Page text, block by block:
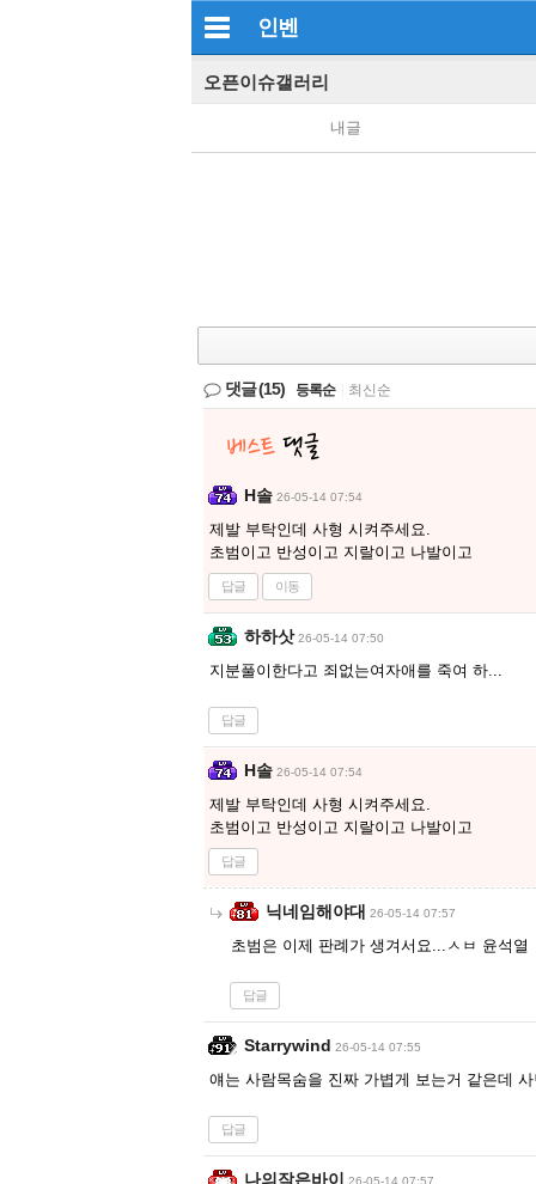
인벤
오픈이슈갤러리
내글
댓글(15) 등록순 최신순
H솔 26-05-14 07:54
제발 부탁인데 사형 시켜주세요.
초범이고 반성이고 지랄이고 나발이고
답글 이동
하하삿 26-05-14 07:50
지분풀이한다고 죄없는여자애를 죽여 하...
답글
H솔 26-05-14 07:54
제발 부탁인데 사형 시켜주세요.
초범이고 반성이고 지랄이고 나발이고
답글
닉네임해야대 26-05-14 07:57
초범은 이제 판례가 생겨서요...ㅅㅂ 윤석열
답글
Starrywind 26-05-14 07:55
얘는 사람목숨을 진짜 가볍게 보는거 같은데
답글
나의작은바이 26-05-14 07:57